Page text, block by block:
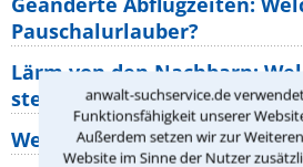
anwalt-suchservice.de
Funktionsfähigkeit unserer
Außerdem setzen wir zur
Website im Sinne der Nutzer
Pauschalurlauber?
Lärm von den Nachbarn:
stehen mir zu?
Wer muss